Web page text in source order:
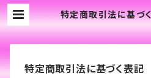
特定商取引法に基
特定商取引法に基づく表記